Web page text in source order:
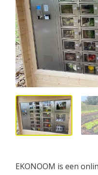
EKONOOM is een